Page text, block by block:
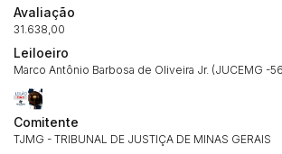
Avaliação
31.638,00
Leiloeiro
Marco Antônio Barbosa de Oliveira Jr. (JUCEMG -
Comitente
TJMG - TRIBUNAL DE JUSTIÇA DE MINAS GERAIS